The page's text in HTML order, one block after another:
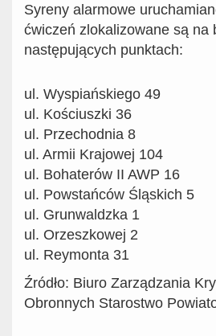
Syreny alarmowe
ćwiczeń zlokalizowane są na
następujących punktach:
ul. Wyspiańskiego 49
ul. Kościuszki 36
ul. Przechodnia 8
ul. Armii Krajowej 104
ul. Bohaterów II AWP 16
ul. Powstańców Śląskich 5
ul. Grunwaldzka 1
ul. Orzeszkowej 2
ul. Reymonta 31
Źródło: Biuro Zarządzania
Obronnych Starostwo